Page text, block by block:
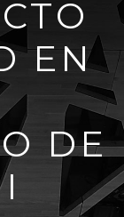
EN
DE